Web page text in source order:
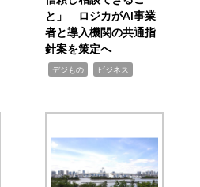
と」 ロジカがAI事業
者と導入機関の共通指
針案を策定へ
デジもの ビジネス